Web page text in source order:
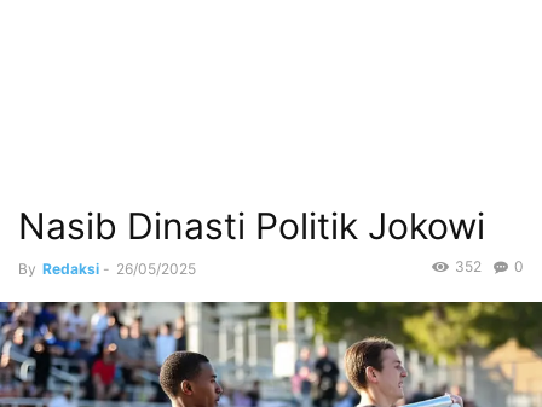
Nasib Dinasti Politik Jokowi
By Redaksi - 26/05/2025 0
352